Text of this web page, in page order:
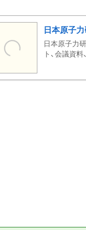
日本原子
日本原子力
ト、会議資